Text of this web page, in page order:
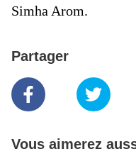
Simha Arom.
Partager
Vous aimerez